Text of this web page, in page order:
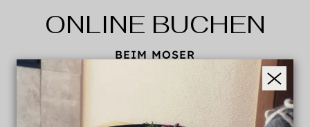
ONLINE BUCHEN
BEIM MOSER